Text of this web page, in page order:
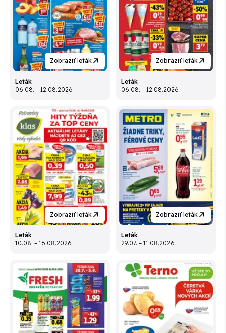
Zobraziť leták
Leták
06.08. – 12.08.2026
Zobraziť leták
Leták
06.08. – 12.08.2026
Zobraziť leták
Leták
10.08. – 16.08.2026
Zobraziť leták
Leták
29.07. – 11.08.2026